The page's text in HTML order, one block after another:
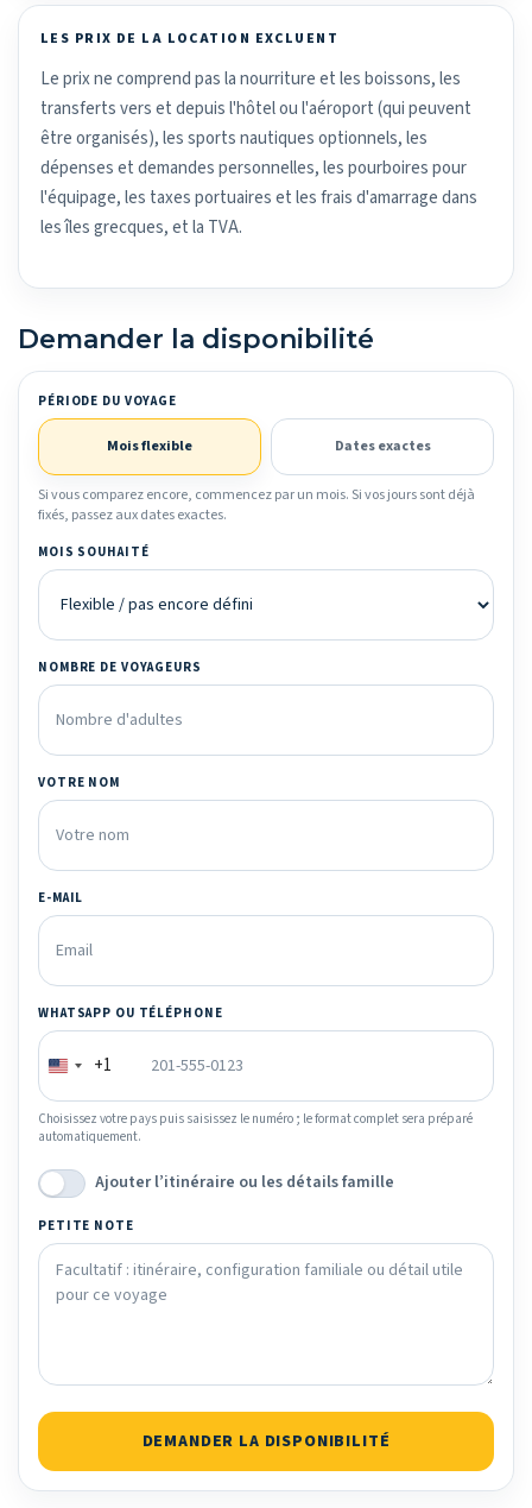
LES PRIX DE LA LOCATION EXCLUENT
Le prix ne comprend pas la nourriture et les boissons, les
transferts vers et depuis l'hôtel ou l'aéroport (qui peuvent
être organisés), les sports nautiques optionnels, les
dépenses et demandes personnelles, les pourboires pour
l'équipage, les taxes portuaires et les frais d'amarrage dans
les îles grecques, et la TVA.
Demander la disponibilité
PÉRIODE DU VOYAGE
Mois flexible Dates exactes
Si vous comparez encore, commencez par un mois. Si vos jours sont déjà
fixés, passez aux dates exactes.
MOIS SOUHAITÉ
NOMBRE DE VOYAGEURS
VOTRE NOM
E-MAIL
WHATSAPP OU TÉLÉPHONE
+1
Choisissez votre pays puis saisissez le numéro ; le format complet sera préparé
automatiquement.
Ajouter l’itinéraire ou les détails famille
PETITE NOTE
DEMANDER LA DISPONIBILITÉ